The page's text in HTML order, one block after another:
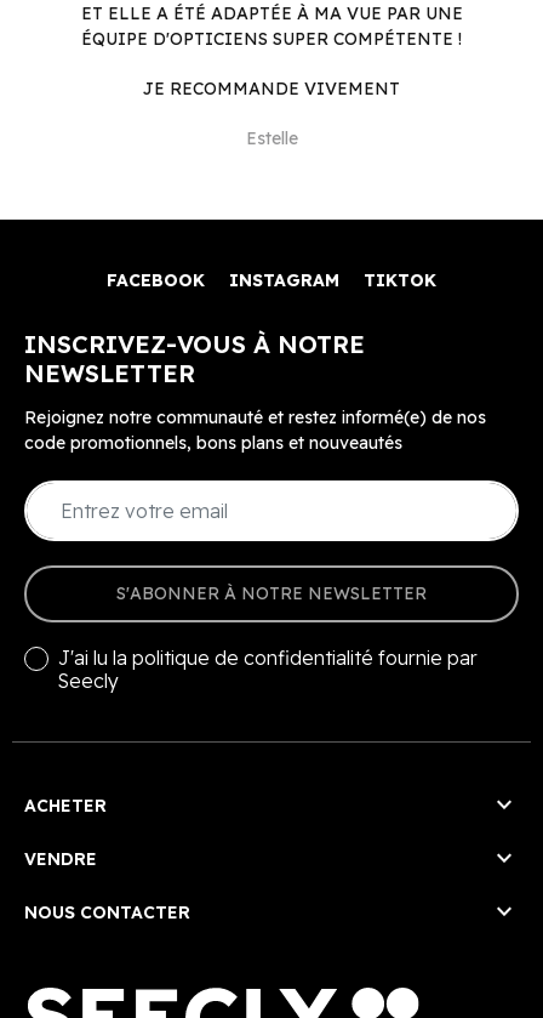
ET ELLE A ÉTÉ ADAPTÉE À MA VUE PAR UNE
ÉQUIPE D'OPTICIENS SUPER COMPÉTENTE !
JE RECOMMANDE VIVEMENT
Estelle
FACEBOOK INSTAGRAM TIKTOK
INSCRIVEZ-VOUS À NOTRE
NEWSLETTER
Rejoignez notre communauté et restez informé(e) de nos
code promotionnels, bons plans et nouveautés
S'ABONNER À NOTRE NEWSLETTER
J'ai lu la politique de confidentialité fournie par
Seecly
ACHETER 
VENDRE 
NOUS CONTACTER 